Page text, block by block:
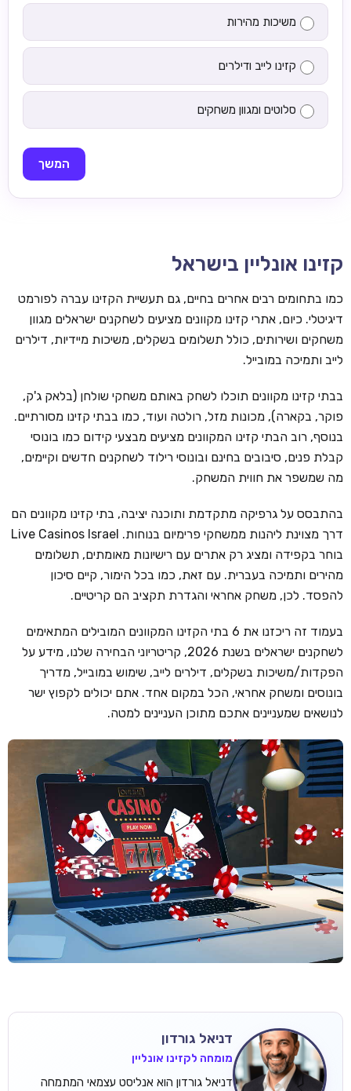
משיכות מהירות
קזינו לייב ודילרים
סלוטים ומגוון משחקים
המשך
קזינו אונליין בישראל
כמו בתחומים רבים אחרים בחיים, גם תעשיית הקזינו עברה לפורמט
דיגיטלי. כיום, אתרי קזינו מקוונים מציעים לשחקנים ישראלים מגוון
משחקים ושירותים, כולל תשלומים בשקלים, משיכות מיידיות, דילרים
לייב ותמיכה במובייל.
בבתי קזינו מקוונים תוכלו לשחק באותם משחקי שולחן (בלאק ג'ק,
פוקר, בקארה), מכונות מזל, רולטה ועוד, כמו בבתי קזינו מסורתיים.
בנוסף, רוב הבתי קזינו המקוונים מציעים מבצעי קידום כמו בונוסי
קבלת פנים, סיבובים בחינם ובונוסי רילוד לשחקנים חדשים וקיימים,
מה שמשפר את חווית המשחק.
בהתבסס על גרפיקה מתקדמת ותוכנה יציבה, בתי קזינו מקוונים הם
דרך מצוינת ליהנות ממשחקי פרימיום בנוחות. Live Casinos Israel
בוחר בקפידה ומציג רק אתרים עם רישיונות מאומתים, תשלומים
מהירים ותמיכה בעברית. עם זאת, כמו בכל הימור, קיים סיכון
להפסד. לכן, משחק אחראי והגדרת תקציב הם קריטיים.
בעמוד זה ריכזנו את 6 בתי הקזינו המקוונים המובילים המתאימים
לשחקנים ישראלים בשנת 2026, קריטריוני הבחירה שלנו, מידע על
הפקדות/משיכות בשקלים, דילרים לייב, שימוש במובייל, מדריך
בונוסים ומשחק אחראי, הכל במקום אחד. אתם יכולים לקפוץ ישר
לנושאים שמעניינים אתכם מתוכן העניינים למטה.
דניאל גורדון
מומחה לקזינו אונליין
דניאל גורדון הוא אנליסט עצמאי המתמחה